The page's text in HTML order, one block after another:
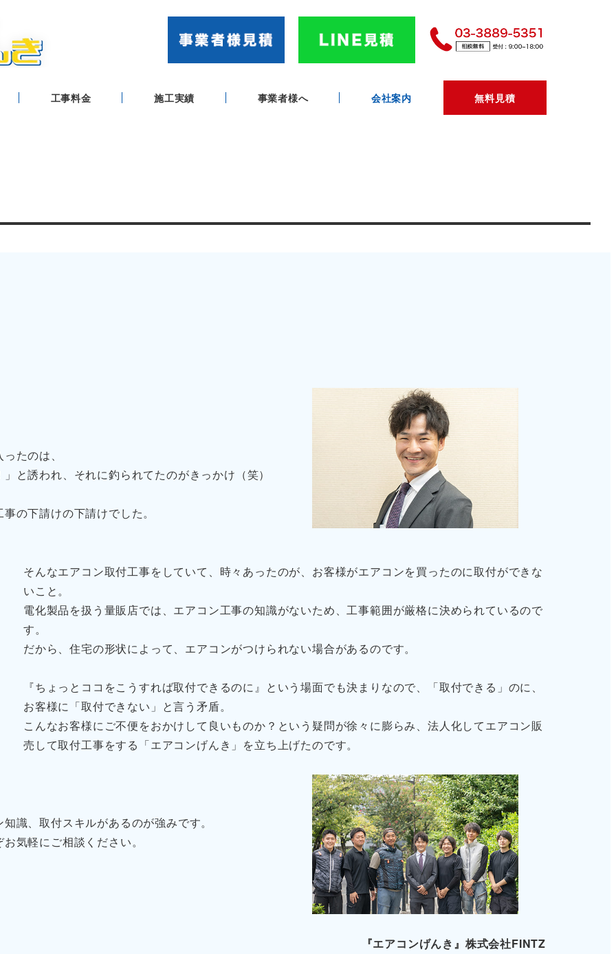
工事料金 施工実績 事業者様へ 会社案内 無料見積
たのは、
と誘われ、それに釣られてたのがきっかけ（笑）
の下請けの下請けでした。
そんなエアコン取付工事をしていて、時々あったのが、お客様がエアコンを買ったのに取付ができな
いこと。
電化製品を扱う量販店では、エアコン工事の知識がないため、工事範囲が厳格に決められているので
す。
だから、住宅の形状によって、エアコンがつけられない場合があるのです。
『ちょっとココをこうすれば取付できるのに』という場面でも決まりなので、「取付できる」のに、
お客様に「取付できない」と言う矛盾。
こんなお客様にご不便をおかけして良いものか？という疑問が徐々に膨らみ、法人化してエアコン販
売して取付工事をする「エアコンげんき」を立ち上げたのです。
識、取付スキルがあるのが強みです。
気軽にご相談ください。
『エアコンげんき』株式会社FINTZ